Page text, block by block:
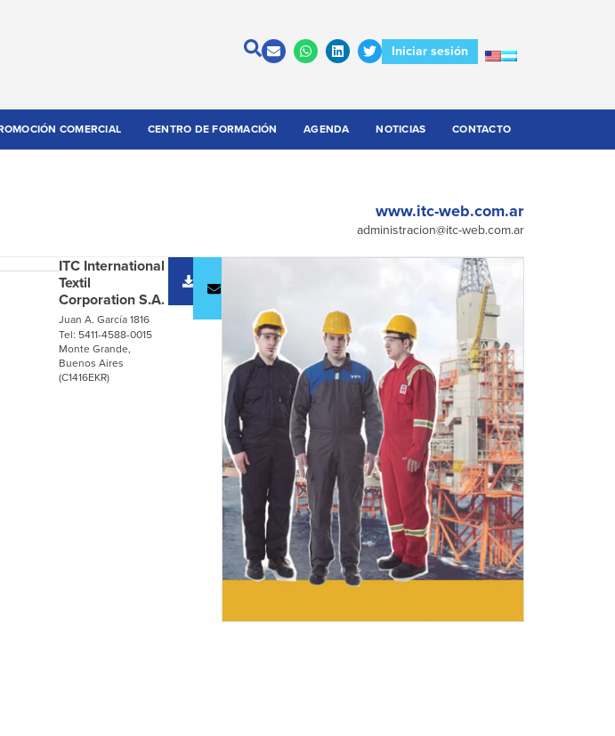
Iniciar sesión
COMERCIAL CENTRO DE FORMACIÓN AGENDA NOTICIAS CONTACTO
www.itc-web.com.ar
administracion@itc-web.com.ar
ITC International
Textil
Corporation S.A.
Juan A. García 1816
Tel: 5411-4588-0015
Monte Grande,
Buenos Aires
(C1416EKR)
catálogo